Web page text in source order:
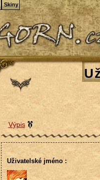
Výpis
Uživatelské jméno :
Skiny